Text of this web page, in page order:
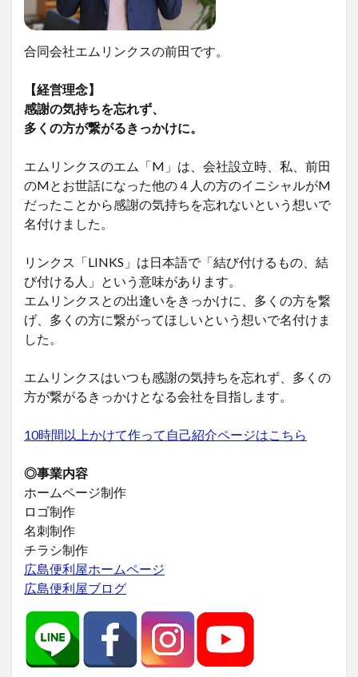
合同会社エムリンクスの前田です。
【経営理念】
感謝の気持ちを忘れず、
多くの方が繋がるきっかけに。
エムリンクスのエム「M」は、会社設立時、私、前田
のMとお世話になった他の４人の方のイニシャルがM
だったことから感謝の気持ちを忘れないという想いで
名付けました。
リンクス「LINKS」は日本語で「結び付けるもの、結
び付ける人」という意味があります。
エムリンクスとの出逢いをきっかけに、多くの方を繋
げ、多くの方に繋がってほしいという想いで名付けま
した。
エムリンクスはいつも感謝の気持ちを忘れず、多くの
方が繋がるきっかけとなる会社を目指します。
10時間以上かけて作って自己紹介ページはこちら
◎事業内容
ホームページ制作
ロゴ制作
名刺制作
チラシ制作
広島便利屋ホームページ
広島便利屋ブログ